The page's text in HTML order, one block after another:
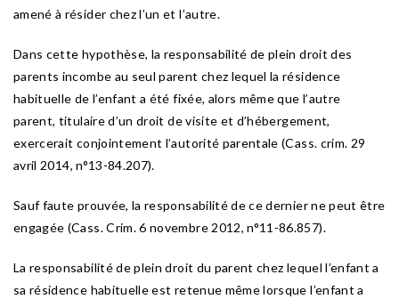
amené à résider chez l’un et l’autre.
Dans cette hypothèse, la responsabilité de plein droit des
parents incombe au seul parent chez lequel la résidence
habituelle de l’enfant a été fixée, alors même que l’autre
parent, titulaire d’un droit de visite et d’hébergement,
exercerait conjointement l’autorité parentale (Cass. crim. 29
avril 2014, n°13-84.207).
Sauf faute prouvée, la responsabilité de ce dernier ne peut être
engagée (Cass. Crim. 6 novembre 2012, n°11-86.857).
La responsabilité de plein droit du parent chez lequel l’enfant a
sa résidence habituelle est retenue même lorsque l’enfant a